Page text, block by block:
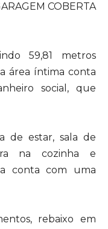
COBERTA
59,81 metros
área íntima conta
social, que
de estar, sala de
na cozinha e
conta com uma
rebaixo em